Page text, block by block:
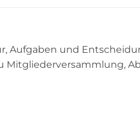
Aufgaben und
Mitgliederversammlung,